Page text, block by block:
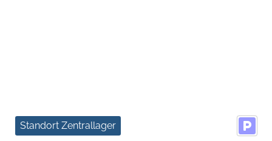
Standort Zentrallager